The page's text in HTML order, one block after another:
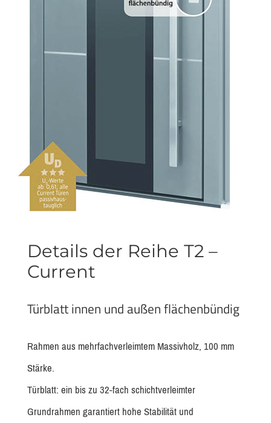
Details der Reihe T2 –
Current
Türblatt innen und außen flächenbündig
Rahmen aus mehrfachverleimtem Massivholz, 100 mm
Stärke.
Türblatt: ein bis zu 32-fach schichtverleimter
Grundrahmen garantiert hohe Stabilität und